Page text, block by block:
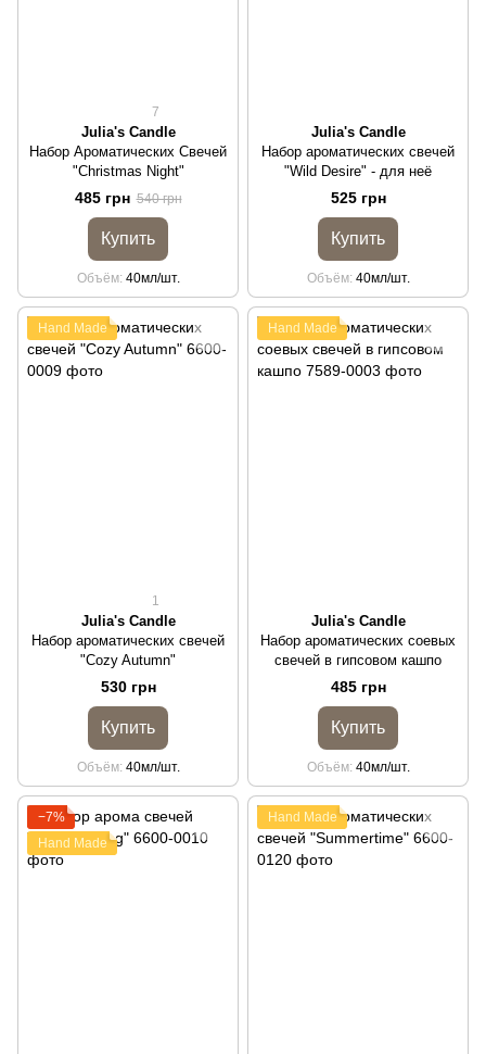
7
Julia's Candle
Набор Ароматических Свечей
"Christmas Night"
485 грн 540 грн
Купить
Объём 40мл/шт.
Julia's Candle
Набор ароматических свечей
"Wild Desire" - для неё
525 грн
Купить
Объём 40мл/шт.
Hand Made
1
Julia's Candle
Набор ароматических свечей
"Cozy Autumn"
530 грн
Купить
Объём 40мл/шт.
Hand Made
Julia's Candle
Набор ароматических соевых
свечей в гипсовом кашпо
485 грн
Купить
Объём 40мл/шт.
−7%
Hand Made
Hand Made